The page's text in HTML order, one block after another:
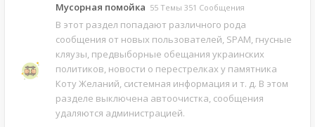
Мусорная помойка 55 Темы 351 Сообщения
В этот раздел попадают различного рода
сообщения от новых пользователей, SPAM, гнусные
кляузы, предвыборные обещания украинских
политиков, новости о перестрелках у памятника
Коту Желаний, системная информация и т. д. В этом
разделе выключена автоочистка, сообщения
удаляются администрацией.